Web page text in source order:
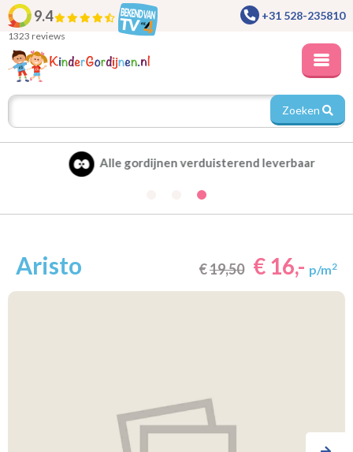
9.4
1323 reviews
+31 528-235810
Zoeken
Alle gordijnen verduisterend leverbaar
Aristo €19,50 € 16,- p/m2